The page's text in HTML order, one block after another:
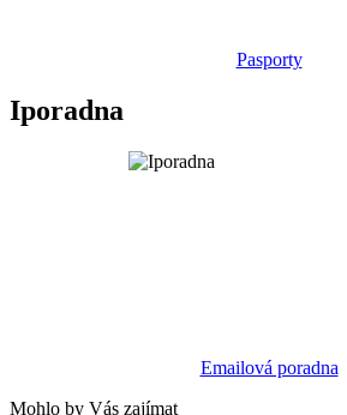
Pasporty
Iporadna
Emailová poradna
Mohlo by Vás zajímat